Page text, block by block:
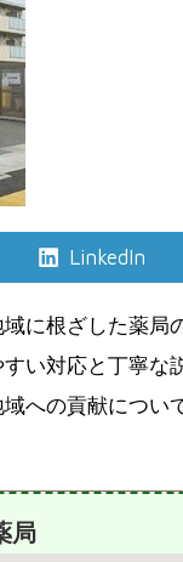
Share
LinkedIn
に根ざした薬局
い対応と丁寧な
への貢献につい
局